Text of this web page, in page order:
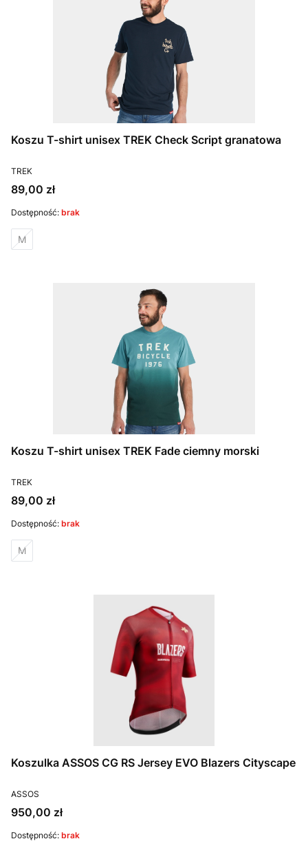
Koszu T-shirt unisex TREK Check Script granatowa
PRODUCENT
TREK
Cena
89,00 zł
Dostępność: brak
M
Koszu T-shirt unisex TREK Fade ciemny morski
PRODUCENT
TREK
Cena
89,00 zł
Dostępność: brak
M
Koszulka ASSOS CG RS Jersey EVO Blazers Cityscape
PRODUCENT
ASSOS
Cena
950,00 zł
Dostępność: brak